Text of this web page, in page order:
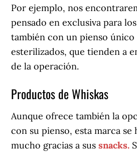
Por ejemplo, nos
pensado en exclusiva para
también con un pienso único
esterilizados, que tienden a
de la operación.
Productos de Whiskas
Aunque ofrece también la
con su pienso, esta marca se
mucho gracias a sussnacks.